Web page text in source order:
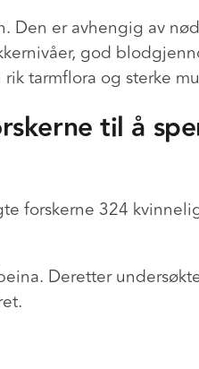
Den er avhengig av
god
tarmflora og sterke
til å
forskerne 324
Deretter